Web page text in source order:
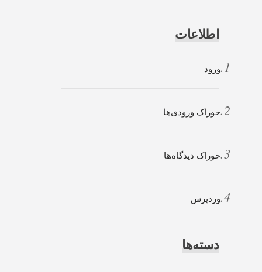
اطلاعات
ورود
خوراک ورودی‌ها
خوراک دیدگاه‌ها
وردپرس
دسته‌ها